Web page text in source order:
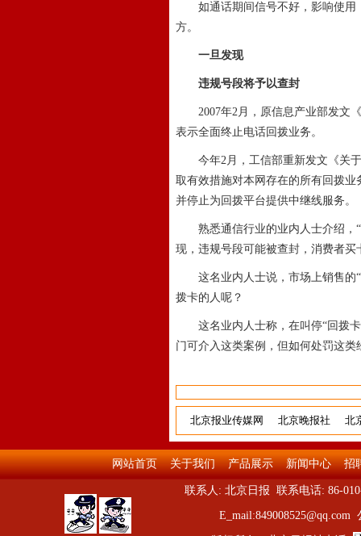
如通话期间信号不好，影响使用
方。
一旦发现
违规号段将予以查封
2007年2月，原信息产业部发文《
表示全面终止电话回拨业务。
今年2月，工信部重新发文《关于
取有效措施对本网存在的所有回拨
并停止为回拨平台提供中继线服务。
熟悉通信行业的业内人士介绍，“
现，违规号段可能被查封，消费者买
这名业内人士说，市场上销售的“
拨卡的人呢？
这名业内人士称，在叫停“回拨卡
门可介入这类案例，但如何处罚这类
北京报业传媒网 北京晚报社 北
网站首页 关于我们 产品展示 新闻中心 招
联系人: 北京日报 联系电话: 86-